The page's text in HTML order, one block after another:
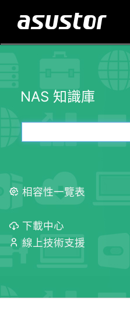
NAS 知識庫
相容性一覽表
下載中心
線上技術支援